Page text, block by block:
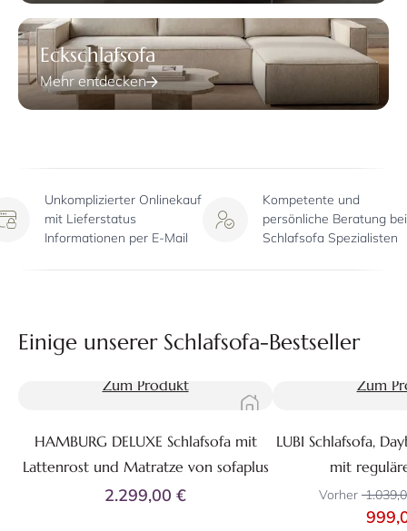
Eckschlafsofa
Mehr entdecken
Onlinekauf
Lieferstatus
per E-Mail
Kompetente und
persönliche Beratung beim
Schlafsofa Spezialisten
Einige unserer Schlafsofa-Bestseller
Zum Produkt
HAMBURG DELUXE Schlafsofa mit
Lattenrost und Matratze von sofaplus
2.299,00 €
Zum
LUBI Schlafsofa,
mit
Vorher